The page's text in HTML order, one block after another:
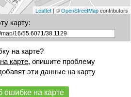
Leaflet| ©OpenStreetMapcontributors
карту:
на карте?
карте, опишите проблему
эти данные на карту
ошибке на карте